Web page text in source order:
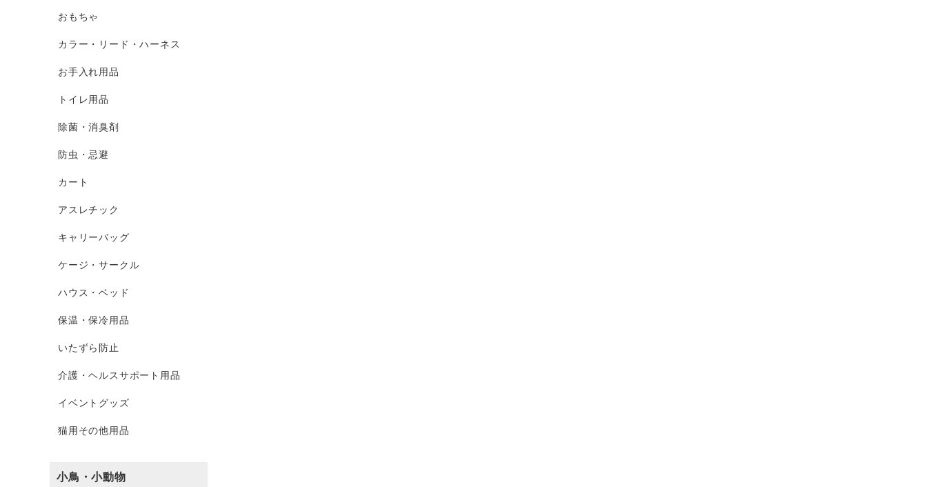
おもちゃ
カラー・リード・ハーネス
お手入れ用品
トイレ用品
除菌・消臭剤
防虫・忌避
カート
アスレチック
キャリーバッグ
ケージ・サークル
ハウス・ベッド
保温・保冷用品
いたずら防止
介護・ヘルスサポート用品
イベントグッズ
猫用その他用品
小鳥・小動物